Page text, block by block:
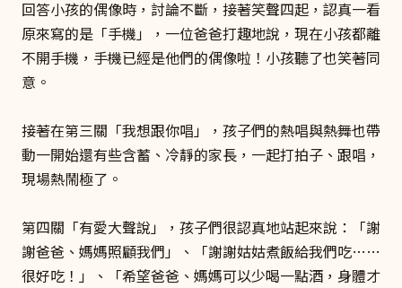
回答小孩的偶像時，討論不斷，接著笑聲四起，認真一看
原來寫的是「手機」，一位爸爸打趣地說，現在小孩都離
不開手機，手機已經是他們的偶像啦！小孩聽了也笑著同
意。
接著在第三關「我想跟你唱」，孩子們的熱唱與熱舞也帶
動一開始還有些含蓄、冷靜的家長，一起打拍子、跟唱，
現場熱鬧極了。
第四關「有愛大聲說」，孩子們很認真地站起來說：「謝
謝爸爸、媽媽照顧我們」、「謝謝姑姑煮飯給我們吃……
很好吃！」、「希望爸爸、媽媽可以少喝一點酒，身體才